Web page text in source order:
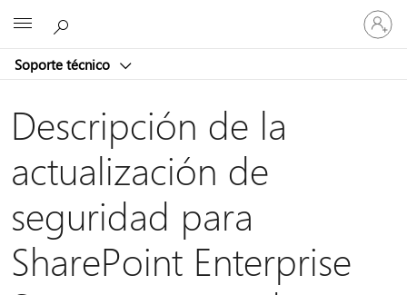
Soporte técnico
Iniciar
sesión
en
cuenta
Descripción de la
actualización de
seguridad para
SharePoint Enterprise